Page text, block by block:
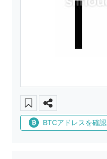
BTCアドレスを確認